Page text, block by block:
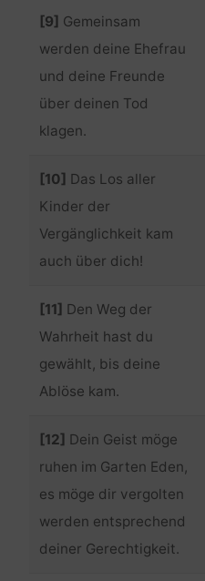
[9] Gemeinsam
werden deine Ehefrau
und deine Freunde
über deinen Tod
klagen.
[10] Das Los aller
Kinder der
Vergänglichkeit kam
auch über dich!
[11] Den Weg der
Wahrheit hast du
gewählt, bis deine
Ablöse kam.
[12] Dein Geist möge
ruhen im Garten Eden,
es möge dir vergolten
werden entsprechend
deiner Gerechtigkeit.